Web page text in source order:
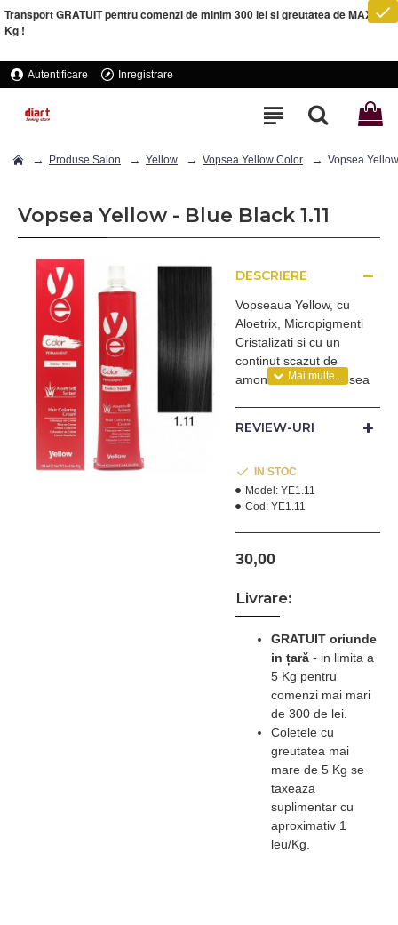
Transport GRATUIT pentru comenzi de minim 300 lei si greutatea de MAXIM 5
Kg !
Autentificare Inregistrare
Produse Salon Yellow Vopsea Yellow Color Vopsea
Vopsea Yellow - Blue Black 1.11
DESCRIERE
Vopseaua Yellow, cu
Aloetrix, Micropigmenti
Cristalizati si cu un
continut scazut de
amoniac, este o vopsea
tehnologic.
exclusiva dintre
Aloe Vera si Germeni de
Grau, hraneste parul in
stralucitor. Asigura o
firelor albe.
Oxidantul Yellow potrivit
parului dumneavoastra.
Pentru uz profesional.
Nuanta Blue Black 1.11
NEGRU ALBASTRUI
REVIEW-URI
30,00
IN STOC
Model: YE1.11
Cod: YE1.11
Livrare:
GRATUIT oriunde
in țară - in limita a
5 Kg pentru
comenzi mai mari
de 300 de lei.
Coletele cu
greutatea mai
mare de 5 Kg se
taxeaza
suplimentar cu
aproximativ 1
leu/Kg.